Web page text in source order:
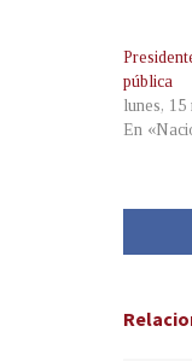
pública
lunes, 15
En